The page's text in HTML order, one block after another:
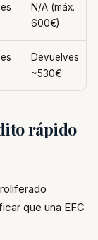
N/A (máx.
600€)
Devuelves
~530€
rápido
que una EFC